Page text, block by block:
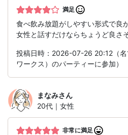
満足
食べ飲み放題がしやすい形式で良
女性と話すだけならちょうど良さ
投稿日時：2026-07-26 20:12（名
ワークス）のパーティーに参加）
まなみさん
20代｜女性
非常に満足